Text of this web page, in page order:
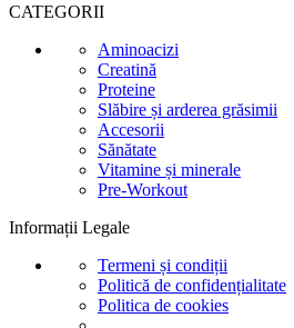
CATEGORII
Aminoacizi
Creatină
Proteine
Slăbire și arderea grăsimii
Accesorii
Sănătate
Vitamine și minerale
Pre-Workout
Informații Legale
Termeni și condiții
Politică de confidențialitate
Politica de cookies